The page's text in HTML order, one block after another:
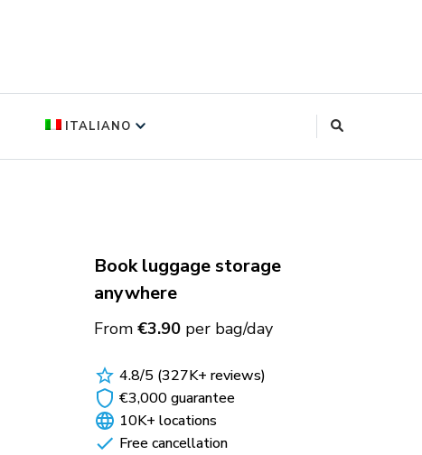
ITALIANO
Book luggage storage
anywhere
From €3.90 per bag/day
4.8/5 (327K+ reviews)
€3,000 guarantee
10K+ locations
Free cancellation